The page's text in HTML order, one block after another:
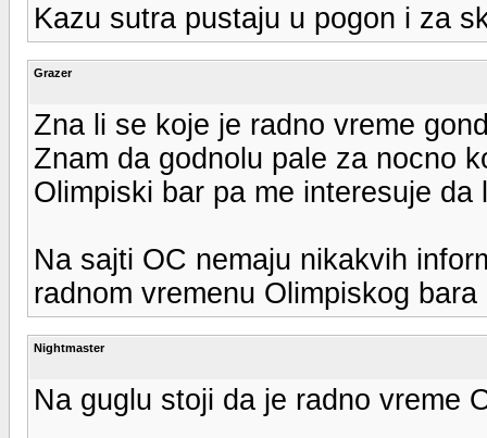
Kazu sutra pustaju u pogon i za
Grazer
Zna li se koje je radno vreme
Znam da godnolu pale za nocno
Olimpiski bar pa me interesuje
Na sajti OC nemaju nikakvih
radnom vremenu Olimpiskog bara
Nightmaster
Na guglu stoji da je radno vreme